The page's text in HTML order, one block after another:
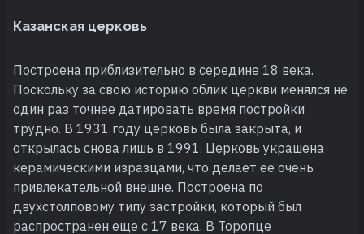
Казанская церковь
Построена приблизительно в середине 18 века.
Поскольку за свою историю облик церкви менялся не
один раз точнее датировать время постройки
трудно. В 1931 году церковь была закрыта, и
открылась снова лишь в 1991. Церковь украшена
керамическими изразцами, что делает ее очень
привлекательной внешне. Построена по
двухстолповому типу застройки, который был
распространен еще с 17 века. В Торопце